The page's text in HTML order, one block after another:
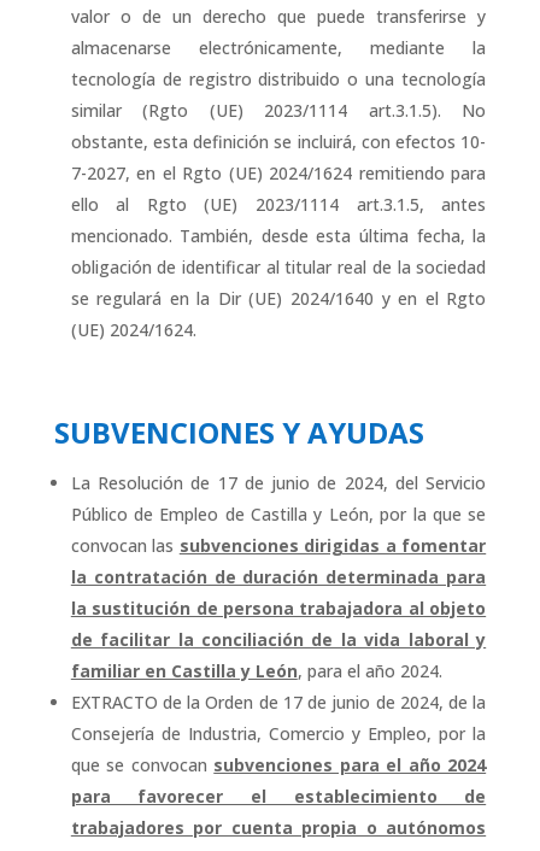
valor o de un derecho que puede transferirse y
almacenarse electrónicamente, mediante la
tecnología de registro distribuido o una tecnología
similar (Rgto (UE) 2023/1114 art.3.1.5). No
obstante, esta definición se incluirá, con efectos 10-
7-2027, en el Rgto (UE) 2024/1624 remitiendo para
ello al Rgto (UE) 2023/1114 art.3.1.5, antes
mencionado. También, desde esta última fecha, la
obligación de identificar al titular real de la sociedad
se regulará en la Dir (UE) 2024/1640 y en el Rgto
(UE) 2024/1624.
SUBVENCIONES Y AYUDAS
La Resolución de 17 de junio de 2024, del Servicio
Público de Empleo de Castilla y León, por la que se
convocan las subvenciones dirigidas a fomentar
la contratación de duración determinada para
la sustitución de persona trabajadora al objeto
de facilitar la conciliación de la vida laboral y
familiar en Castilla y León, para el año 2024.
EXTRACTO de la Orden de 17 de junio de 2024, de la
Consejería de Industria, Comercio y Empleo, por la
que se convocan subvenciones para el año 2024
para favorecer el establecimiento de
trabajadores por cuenta propia o autónomos